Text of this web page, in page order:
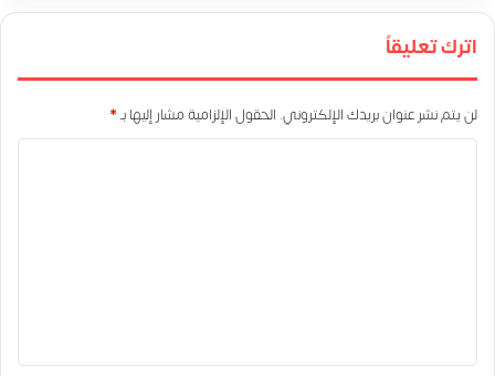
اترك تعليقاً
لن يتم نشر عنوان بريدك الإلكتروني. الحقول الإلزامية مشار إليها بـ*